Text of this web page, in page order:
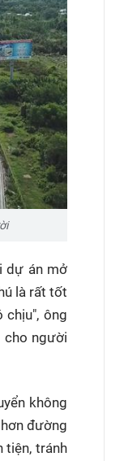
dự án mở
là rất tốt
ông
cho người
không
đường
tiện, tránh